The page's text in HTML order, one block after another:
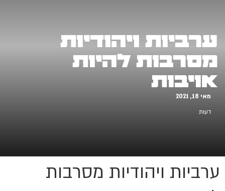
ערביות ויהודיות
מסרבות להיות
אויבות
מאי 18, 2021
דעות
ערביות ויהודיות מסרבות